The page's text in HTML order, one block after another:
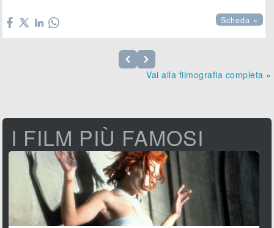
Scheda »
Vai alla filmografia completa »
I FILM PIÙ FAMOSI